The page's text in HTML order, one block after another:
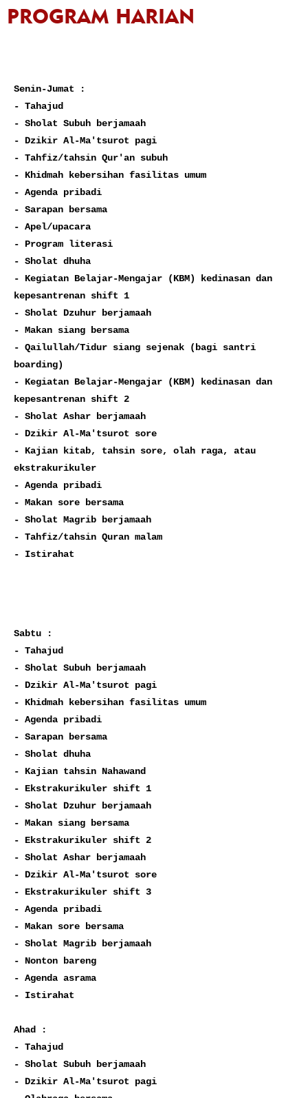
PROGRAM HARIAN
Senin-Jumat :
- Tahajud
- Sholat Subuh berjamaah
- Dzikir Al-Ma'tsurot pagi
- Tahfiz/tahsin Qur'an subuh
- Khidmah kebersihan fasilitas umum
- Agenda pribadi
- Sarapan bersama
- Apel/upacara
- Program literasi
- Sholat dhuha
- Kegiatan Belajar-Mengajar (KBM) kedinasan dan
kepesantrenan shift 1
- Sholat Dzuhur berjamaah
- Makan siang bersama
- Qailullah/Tidur siang sejenak (bagi santri
boarding)
- Kegiatan Belajar-Mengajar (KBM) kedinasan dan
kepesantrenan shift 2
- Sholat Ashar berjamaah
- Dzikir Al-Ma'tsurot sore
- Kajian kitab, tahsin sore, olah raga, atau
ekstrakurikuler
- Agenda pribadi
- Makan sore bersama
- Sholat Magrib berjamaah
- Tahfiz/tahsin Quran malam
- Istirahat
Sabtu :
- Tahajud
- Sholat Subuh berjamaah
- Dzikir Al-Ma'tsurot pagi
- Khidmah kebersihan fasilitas umum
- Agenda pribadi
- Sarapan bersama
- Sholat dhuha
- Kajian tahsin Nahawand
- Ekstrakurikuler shift 1
- Sholat Dzuhur berjamaah
- Makan siang bersama
- Ekstrakurikuler shift 2
- Sholat Ashar berjamaah
- Dzikir Al-Ma'tsurot sore
- Ekstrakurikuler shift 3
- Agenda pribadi
- Makan sore bersama
- Sholat Magrib berjamaah
- Nonton bareng
- Agenda asrama
- Istirahat
Ahad :
- Tahajud
- Sholat Subuh berjamaah
- Dzikir Al-Ma'tsurot pagi